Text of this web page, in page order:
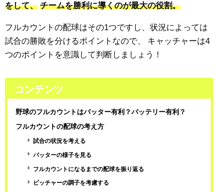
をして、 チームを勝利に導くのが最大の役割。
フルカウントの配球はその1つですし、状況によっては
試合の勝敗を分けるポイントなので、
キャッチャーは4
つのポイントを意識して判断しましょう！
コンテンツ
野球のフルカウントはバッター有利？バッテリー有利？
フルカウントの配球の考え方
試合の状況を考える
バッターの様子を見る
フルカウントになるまでの配球を振り返る
ピッチャーの調子を考慮する